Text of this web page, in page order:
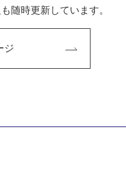
随時更新しています。
ジ